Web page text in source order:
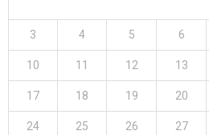
3 4 5 6
10 11 12 13
17 18 19 20
24 25 26 27